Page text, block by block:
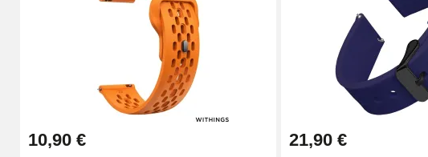
4,90 €
Outil Changement Bracelet Montre Professionnel
49,92 €
Outil Bracelet Montre pas cher
10,90 € 21,90 €